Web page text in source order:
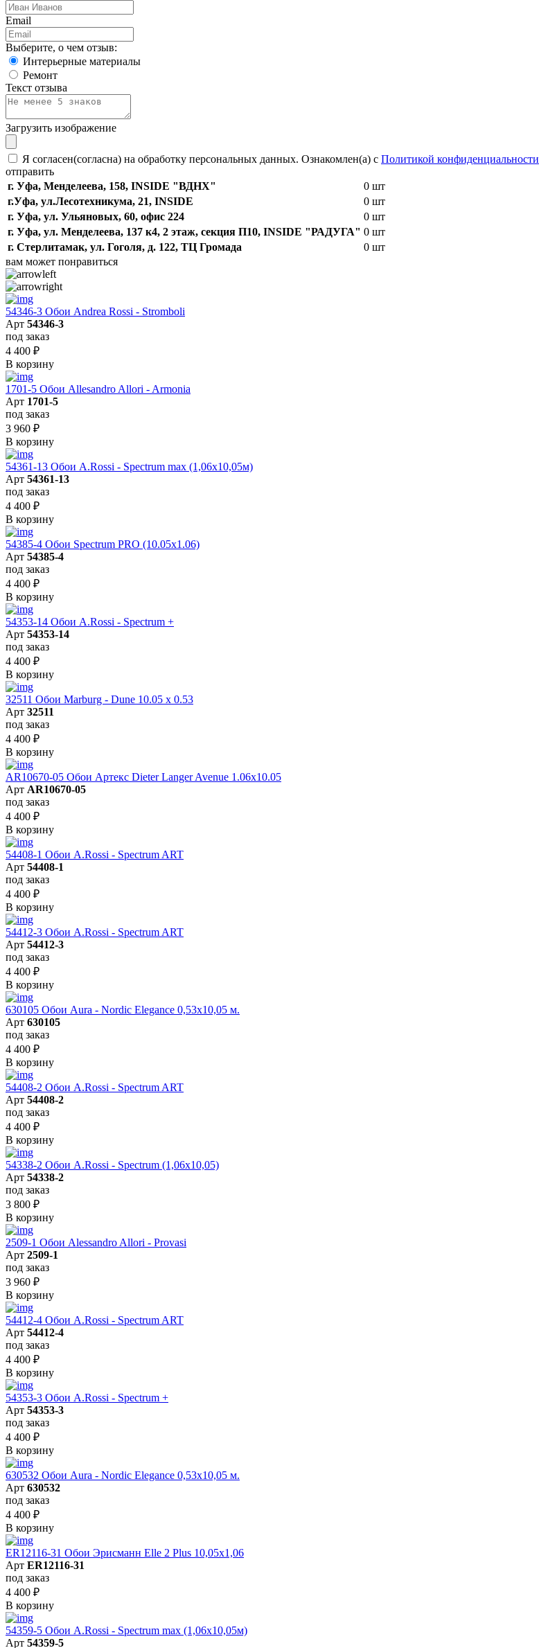
Email
Выберите, о чем отзыв:
Интерьерные материалы
Ремонт
Текст отзыва
Загрузить изображение
Я согласен(согласна) на обработку персональных данных. Ознакомлен(а) с Политикой конфиденциальности
отправить
г. Уфа, Менделеева, 158, INSIDE "ВДНХ"
0 шт
г.Уфа, ​ул.Лесотехникума, 21, INSIDE
0 шт
г. Уфа, ул. Ульяновых, 60, офис 224
0 шт
г. Уфа, ул. Менделеева, 137 к4, ​2 этаж, секция П10, INSIDE "РАДУГА" 0 шт
г. Стерлитамак, ул. Гоголя, д. 122, ТЦ Громада
0 шт
вам может понравиться
54346-3 Обои Andrea Rossi - Stromboli
Арт 54346-3
под заказ
4 400 ₽
В корзину
1701-5 Обои Allesandro Allori - Armonia
Арт 1701-5
под заказ
3 960 ₽
В корзину
54361-13 Обои A.Rossi - Spectrum max (1,06x10,05м)
Арт 54361-13
под заказ
4 400 ₽
В корзину
54385-4 Обои Spectrum PRO (10.05х1.06)
Арт 54385-4
под заказ
4 400 ₽
В корзину
54353-14 Обои A.Rossi - Spectrum +
Арт 54353-14
под заказ
4 400 ₽
В корзину
32511 Обои Marburg - Dune 10.05 х 0.53
Арт 32511
под заказ
4 400 ₽
В корзину
AR10670-05 Обои Артекс Dieter Langer Avenue 1.06x10.05
Арт AR10670-05
под заказ
4 400 ₽
В корзину
54408-1 Обои A.Rossi - Spectrum ART
Арт 54408-1
под заказ
4 400 ₽
В корзину
54412-3 Обои A.Rossi - Spectrum ART
Арт 54412-3
под заказ
4 400 ₽
В корзину
630105 Обои Aura - Nordic Elegance 0,53x10,05 м.
Арт 630105
под заказ
4 400 ₽
В корзину
54408-2 Обои A.Rossi - Spectrum ART
Арт 54408-2
под заказ
4 400 ₽
В корзину
54338-2 Обои A.Rossi - Spectrum (1,06x10,05)
Арт 54338-2
под заказ
3 800 ₽
В корзину
2509-1 Обои Alessandro Allori - Provasi
Арт 2509-1
под заказ
3 960 ₽
В корзину
54412-4 Обои A.Rossi - Spectrum ART
Арт 54412-4
под заказ
4 400 ₽
В корзину
54353-3 Обои A.Rossi - Spectrum +
Арт 54353-3
под заказ
4 400 ₽
В корзину
630532 Обои Aura - Nordic Elegance 0,53x10,05 м.
Арт 630532
под заказ
4 400 ₽
В корзину
ER12116-31 Обои Эрисманн Elle 2 Plus 10,05x1,06
Арт ER12116-31
под заказ
4 400 ₽
В корзину
54359-5 Обои A.Rossi - Spectrum max (1,06x10,05м)
Арт 54359-5